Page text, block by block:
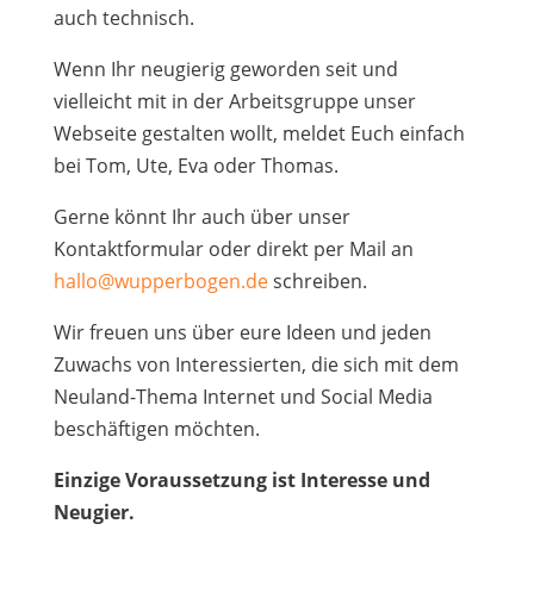
auch technisch.
Wenn Ihr neugierig geworden seit und
vielleicht mit in der Arbeitsgruppe unser
Webseite gestalten wollt, meldet Euch einfach
bei Tom, Ute, Eva oder Thomas.
Gerne könnt Ihr auch über unser
Kontaktformular oder direkt per Mail an
hallo@wupperbogen.deschreiben.
Wir freuen uns über eure Ideen und jeden
Zuwachs von Interessierten, die sich mit dem
Neuland-Thema Internet und Social Media
beschäftigen möchten.
Einzige Voraussetzung ist Interesse und
Neugier.